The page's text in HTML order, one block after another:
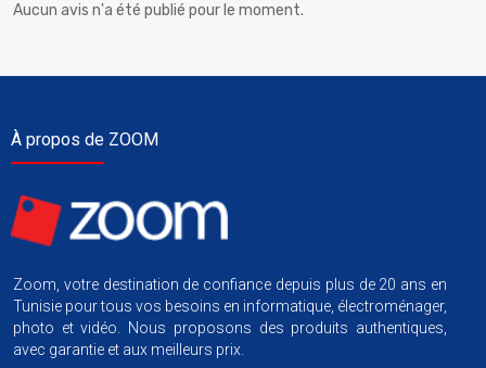
Aucun avis n'a été publié pour le moment.
À propos de ZOOM
Zoom, votre destination de confiance depuis plus de 20 ans en
Tunisie pour tous vos besoins en informatique, électroménager,
photo et vidéo. Nous proposons des produits authentiques,
avec garantie et aux meilleurs prix.